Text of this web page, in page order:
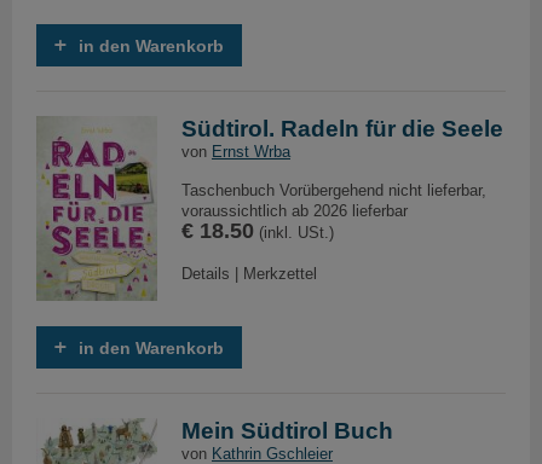
in den Warenkorb
Südtirol. Radeln für die Seele
von Ernst Wrba
Taschenbuch Vorübergehend nicht lieferbar,
voraussichtlich ab 2026 lieferbar
€ 18.50 (inkl. USt.)
Details Merkzettel
in den Warenkorb
Mein Südtirol Buch
von Kathrin Gschleier